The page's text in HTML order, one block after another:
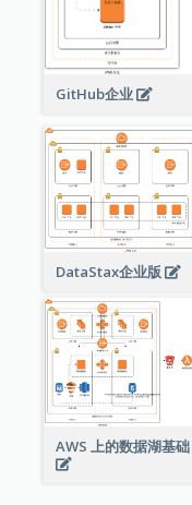
GitHub企业
DataStax企业版
AWS 上的数据湖基础